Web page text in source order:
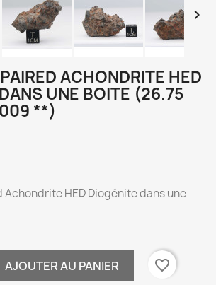

ACHONDRITE HED
UNE BOITE (26.75
**)
Achondrite HED Diogénite dans une
AJOUTER AU PANIER
favorite_border